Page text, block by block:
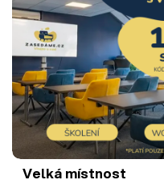
Velká místnost